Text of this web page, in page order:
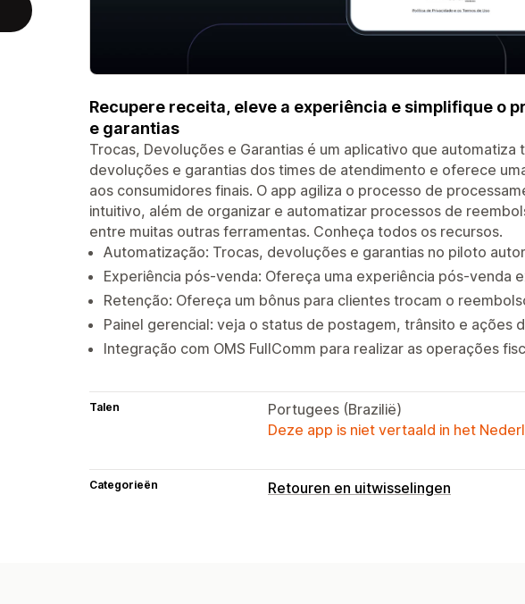
Recupere receita, eleve a experiência e simplifique o
e garantias
Trocas, Devoluções e Garantias é um aplicativo que
devoluções e garantias dos times de atendimento e oferece
aos consumidores finais. O app agiliza o processo de
intuitivo, além de organizar e automatizar processos de
entre muitas outras ferramentas. Conheça todos os recursos.
Automatização: Trocas, devoluções e garantias no piloto
Experiência pós-venda: Ofereça uma experiência pós-venda
Retenção: Ofereça um bônus para clientes trocam o
Painel gerencial: veja o status de postagem, trânsito e ações
Integração com OMS FullComm para realizar as operações
Talen
Portugees (Brazilië)
Deze app is niet vertaald in het
Categorieën Retouren en uitwisselingen